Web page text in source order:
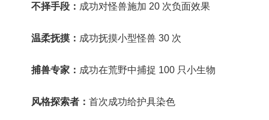
不择手段： 成功对怪兽施加 20 次负面效果
温柔抚摸： 成功抚摸小型怪兽 30 次
捕兽专家： 成功在荒野中捕捉 100 只小生物
风格探索者： 首次成功给护具染色